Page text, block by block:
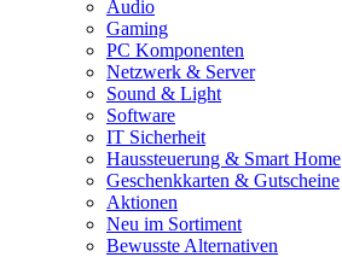
Audio
Gaming
PC Komponenten
Netzwerk & Server
Sound & Light
Software
IT Sicherheit
Haussteuerung & Smart Home
Geschenkkarten & Gutscheine
Aktionen
Neu im Sortiment
Bewusste Alternativen